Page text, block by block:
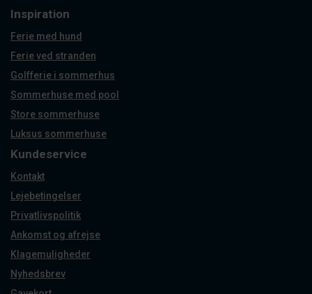
Inspiration
Ferie med hund
Ferie ved stranden
Golfferie i sommerhus
Sommerhuse med pool
Store sommerhuse
Luksus sommerhuse
Kundeservice
Kontakt
Lejebetingelser
Privatlivspolitik
Ankomst og afrejse
Klagemuligheder
Nyhedsbrev